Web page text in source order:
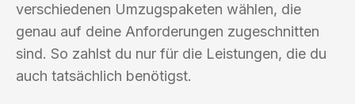
verschiedenen Umzugspaketen wählen, die
genau auf deine Anforderungen zugeschnitten
sind. So zahlst du nur für die Leistungen, die du
auch tatsächlich benötigst.